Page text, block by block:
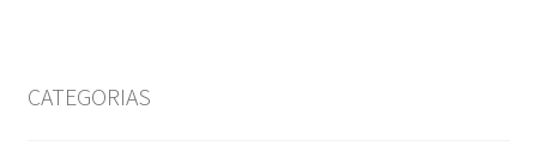
CATEGORIAS